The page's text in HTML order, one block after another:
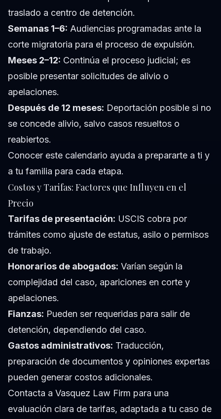
traslado a centro de detención.
Semanas 1–6: Audiencias programadas ante la
corte migratoria para el proceso de expulsión.
Meses 2–12: Continúa el proceso judicial; es
posible presentar solicitudes de alivio o
apelaciones.
Después de 12 meses: Deportación posible si no
se concede alivio, salvo casos resueltos o
reabiertos.
Conocer este calendario ayuda a prepararte a ti y
a tu familia para cada etapa.
Costos y Tarifas: Factores que Influyen en el
Precio
Tarifas de presentación: USCIS cobra por
trámites como ajuste de estatus, asilo o permisos
de trabajo.
Honorarios de abogados: Varían según la
complejidad del caso, apariciones en corte y
apelaciones.
Fianzas: Pueden ser requeridas para salir de
detención, dependiendo del caso.
Gastos administrativos: Traducción,
preparación de documentos y opiniones expertas
pueden generar costos adicionales.
Contacta a Vasquez Law Firm para una
evaluación clara de tarifas, adaptada a tu caso de